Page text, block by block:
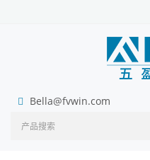
Bella@fvwin.com